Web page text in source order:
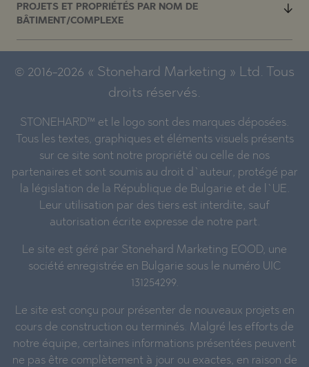
PROJETS ET PROPRIÉTÉS PAR NOM DE
BÂTIMENT/COMPLEXE
© 2016-2026 « Stonehard Marketing » Ltd. Tous
droits réservés.
STONEHARD™ et le logo sont des marques déposées.
Tous les textes, graphiques et éléments visuels présents
sur ce site sont notre propriété ou celle de nos
partenaires et sont soumis au droit d`auteur, protégé par
la législation de la République de Bulgarie et de l`UE.
Leur utilisation par des tiers est interdite, sauf
autorisation écrite expresse de notre part.
Le site est géré par Stonehard Marketing EOOD, une
société enregistrée en Bulgarie sous le numéro UIC
131254299.
Le site est conçu pour présenter de nouveaux projets en
cours de construction ou terminés. Malgré les efforts de
notre équipe, certaines informations présentées peuvent
ne pas être complètement à jour ou exactes, en raison de